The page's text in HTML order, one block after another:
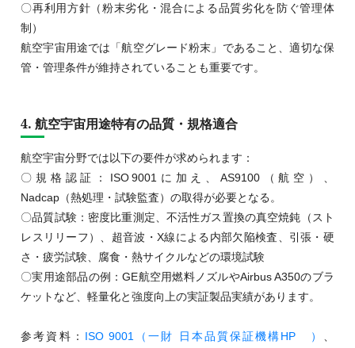
〇再利用方針（粉末劣化・混合による品質劣化を防ぐ管理体
制）
航空宇宙用途では「航空グレード粉末」であること、適切な保
管・管理条件が維持されていることも重要です。
4. 航空宇宙用途特有の品質・規格適合
航空宇宙分野では以下の要件が求められます：
〇規格認証：ISO 9001に加え、AS9100（航空）、
Nadcap（熱処理・試験監査）の取得が必要となる。
〇品質試験：密度比重測定、不活性ガス置換の真空焼鈍（スト
レスリリーフ）、超音波・X線による内部欠陥検査、引張・硬
さ・疲労試験、腐食・熱サイクルなどの環境試験
〇実用途部品の例：GE航空用燃料ノズルやAirbus A350のブラ
ケットなど、軽量化と強度向上の実証製品実績があります。
参考資料： ISO 9001（一財 日本品質保証機構HP ）